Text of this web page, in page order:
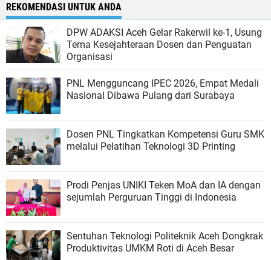
REKOMENDASI UNTUK ANDA
DPW ADAKSI Aceh Gelar Rakerwil ke-1, Usung
Tema Kesejahteraan Dosen dan Penguatan
Organisasi
PNL Mengguncang IPEC 2026, Empat Medali
Nasional Dibawa Pulang dari Surabaya
Dosen PNL Tingkatkan Kompetensi Guru SMK
melalui Pelatihan Teknologi 3D Printing
Prodi Penjas UNIKI Teken MoA dan IA dengan
sejumlah Perguruan Tinggi di Indonesia
Sentuhan Teknologi Politeknik Aceh Dongkrak
Produktivitas UMKM Roti di Aceh Besar